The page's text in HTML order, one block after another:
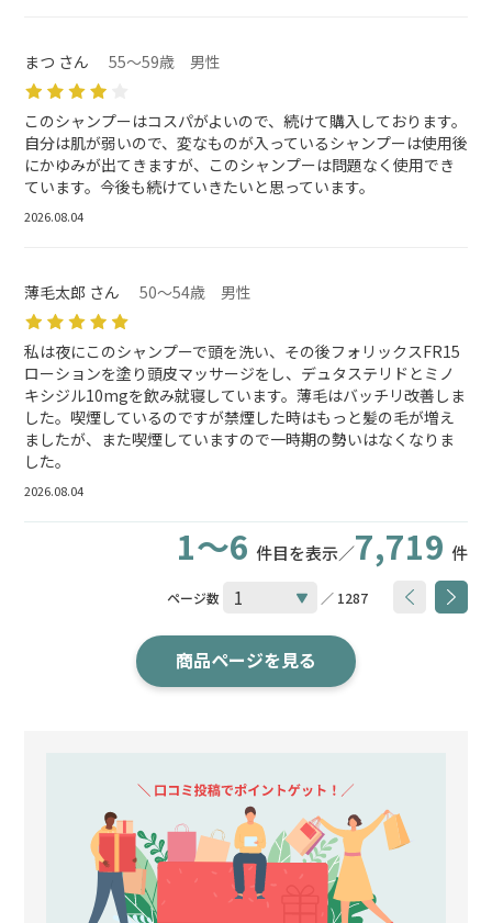
まつ さん 55～59歳 男性
このシャンプーはコスパがよいので、続けて購入しております。
自分は肌が弱いので、変なものが入っているシャンプーは使用後
にかゆみが出てきますが、このシャンプーは問題なく使用でき
ています。今後も続けていきたいと思っています。
2026.08.04
薄毛太郎 さん 50～54歳 男性
私は夜にこのシャンプーで頭を洗い、その後フォリックスFR15
ローションを塗り頭皮マッサージをし、デュタステリドとミノ
キシジル10mgを飲み就寝しています。薄毛はバッチリ改善しま
した。喫煙しているのですが禁煙した時はもっと髪の毛が増え
ましたが、また喫煙していますので一時期の勢いはなくなりま
した。
2026.08.04
1～6 件目を表示／7,719 件
ページ数 ／ 1287
商品ページを見る